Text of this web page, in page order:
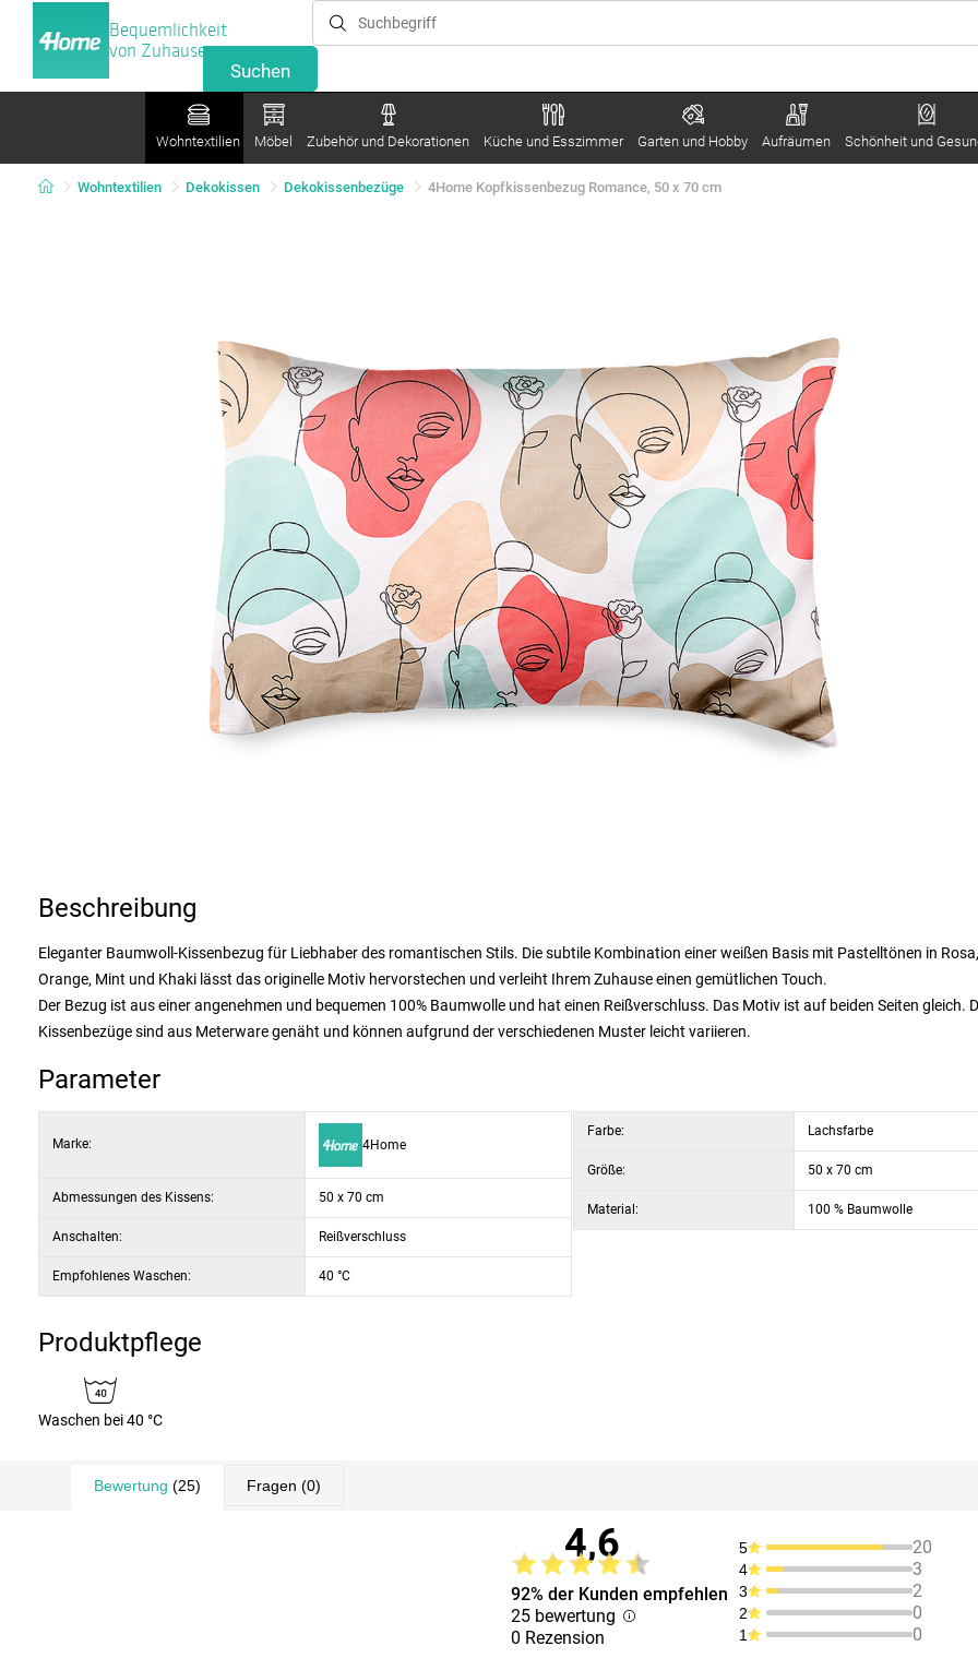
Bequemlichkeit
von Zuhause
Wohntextilien Möbel Zubehör und Dekorationen Küche und Esszimmer Garten und Hobby Aufräumen Schönheit und
Wohntextilien Dekokissen Dekokissenbezüge 4Home Kopfkissenbezug Romance, 50 x 70 cm
Beschreibung
Eleganter Baumwoll-Kissenbezug für Liebhaber des romantischen Stils. Die subtile Kombination einer weißen Basis mit Pastelltönen in Rosa,
Orange, Mint und Khaki lässt das originelle Motiv hervorstechen und verleiht Ihrem Zuhause einen gemütlichen Touch.
Der Bezug ist aus einer angenehmen und bequemen 100% Baumwolle und hat einen Reißverschluss. Das Motiv ist auf beiden Seiten gleich.
Kissenbezüge sind aus Meterware genäht und können aufgrund der verschiedenen Muster leicht variieren.
Parameter
Marke: 4Home
Abmessungen des Kissens: 50 x 70 cm
Anschalten: Reißverschluss
Empfohlenes Waschen: 40 °C
Farbe: Lachsfarbe
Größe: 50 x 70 cm
Material: 100 % Baumwolle
Produktpflege
Waschen bei 40 °C
Bewertung (25) Fragen (0)
4,6
92% der Kunden empfehlen
25 bewertung
0 Rezension
5 20
4 3
3 2
2 0
1 0